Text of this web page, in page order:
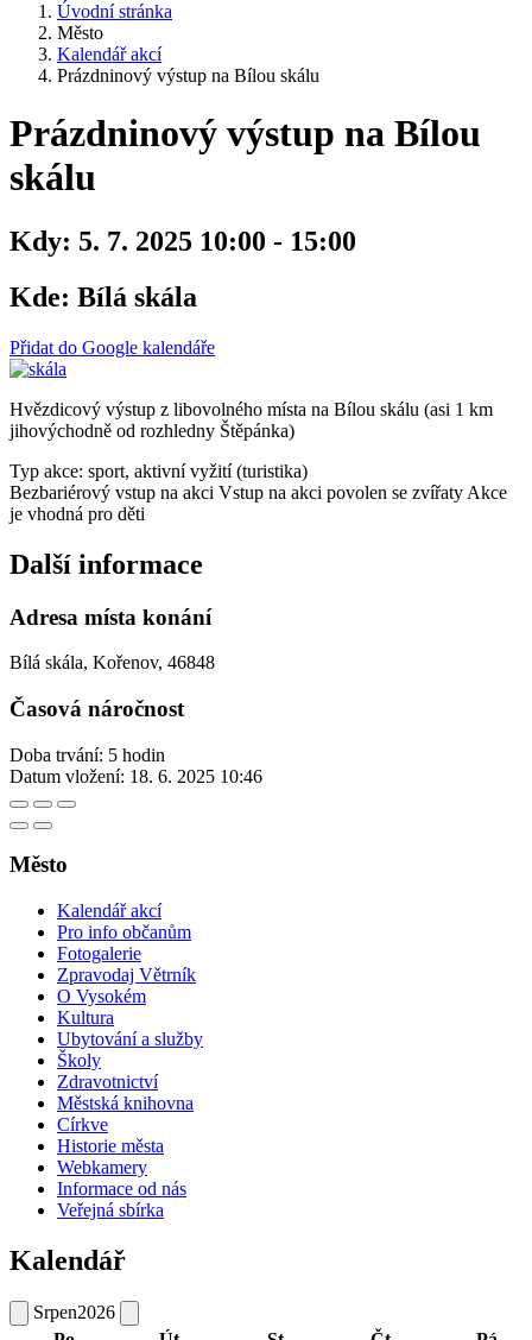
Úvodní stránka
Město
Kalendář akcí
Prázdninový výstup na Bílou skálu
Prázdninový výstup na Bílou
skálu
Kdy: 5. 7. 2025 10:00 - 15:00
Kde: Bílá skála
Přidat do Google kalendáře
Hvězdicový výstup z libovolného místa na Bílou skálu (asi 1 km
jihovýchodně od rozhledny Štěpánka)
Typ akce: sport, aktivní vyžití (turistika)
Bezbariérový vstup na akci Vstup na akci povolen se zvířaty Akce
je vhodná pro děti
Další informace
Adresa místa konání
Bílá skála, Kořenov, 46848
Časová náročnost
Doba trvání: 5 hodin
Datum vložení: 18. 6. 2025 10:46
Město
Kalendář akcí
Pro info občanům
Fotogalerie
Zpravodaj Větrník
O Vysokém
Kultura
Ubytování a služby
Školy
Zdravotnictví
Městská knihovna
Církve
Historie města
Webkamery
Informace od nás
Veřejná sbírka
Kalendář
Srpen2026